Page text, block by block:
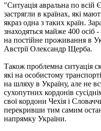
"Ситуація авральна по всій
застрягли в країнах, які
якраз одна з таких країн.
знаходяться майже 400 осіб
на постійне проживання в
Австрії Олександр Щерба.
Також проблемна ситуація
які на особистому
на шляху в Україну, але не
сухопутних кордонів
свої кордони Чехія і
перекривши тим самим
напрямку України.